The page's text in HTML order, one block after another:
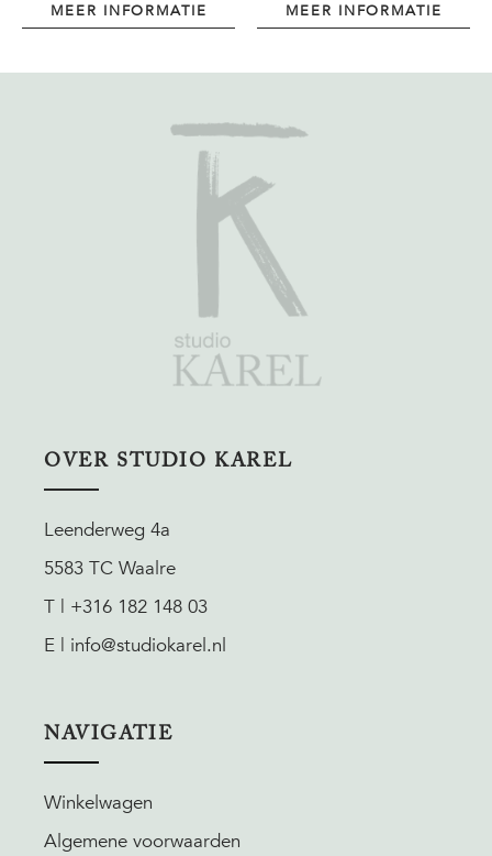
MEER INFORMATIE MEER INFORMATIE
OVER STUDIO KAREL
Leenderweg 4a
5583 TC Waalre
T | +316 182 148 03
E | info@studiokarel.nl
NAVIGATIE
Winkelwagen
Algemene voorwaarden